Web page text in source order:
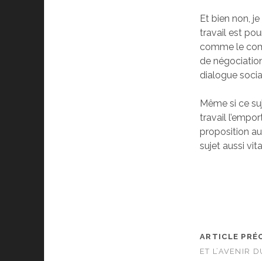
Et bien non,
travail est
comme le
de
dialogue
Même si ce
travail
proposition
sujet aussi
ARTICLE
ET L’AVENIR